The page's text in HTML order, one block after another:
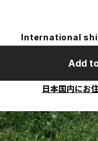
International
Add
日本国内にお